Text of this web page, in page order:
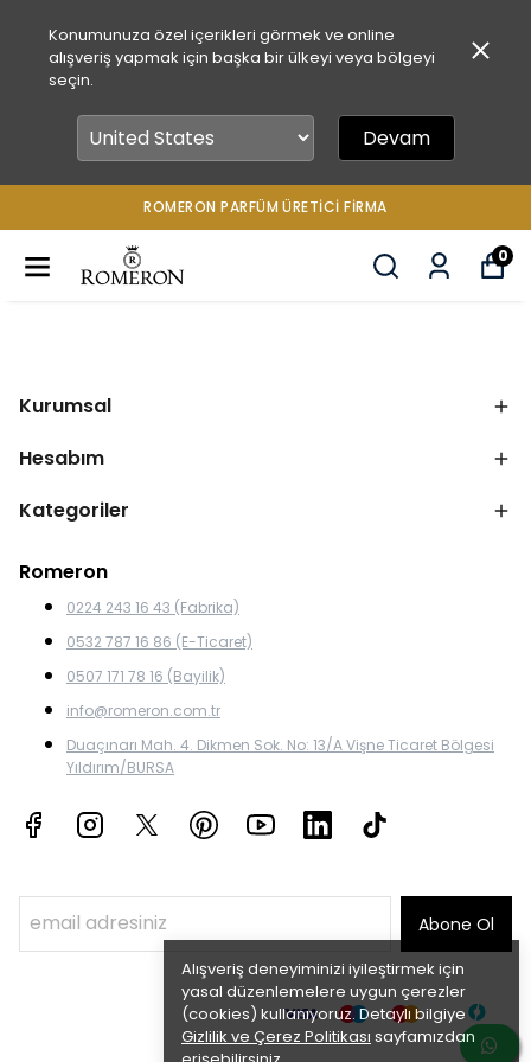
Konumunuza özel içerikleri görmek ve online
alışveriş yapmak için başka bir ülkeyi veya bölgeyi
seçin.
Devam
ROMERON PARFÜM ÜRETICI FIRMA
0
Alışveriş deneyiminizi iyileştirmek için
yasal düzenlemelere uygun çerezler
(cookies) kullanıyoruz. Detaylı bilgiye
Gizlilik ve Çerez Politikası sayfamızdan
Kurumsal
Hesabım
Kategoriler
Romeron
0224 243 16 43 (Fabrika)
0532 787 16 86 (E-Ticaret)
0507 171 78 16 (Bayilik)
info@romeron.com.tr
Duaçınarı Mah. 4. Dikmen Sok. No: 13/A Vişne Ticaret Bölgesi
Yıldırım/BURSA
Abone Ol